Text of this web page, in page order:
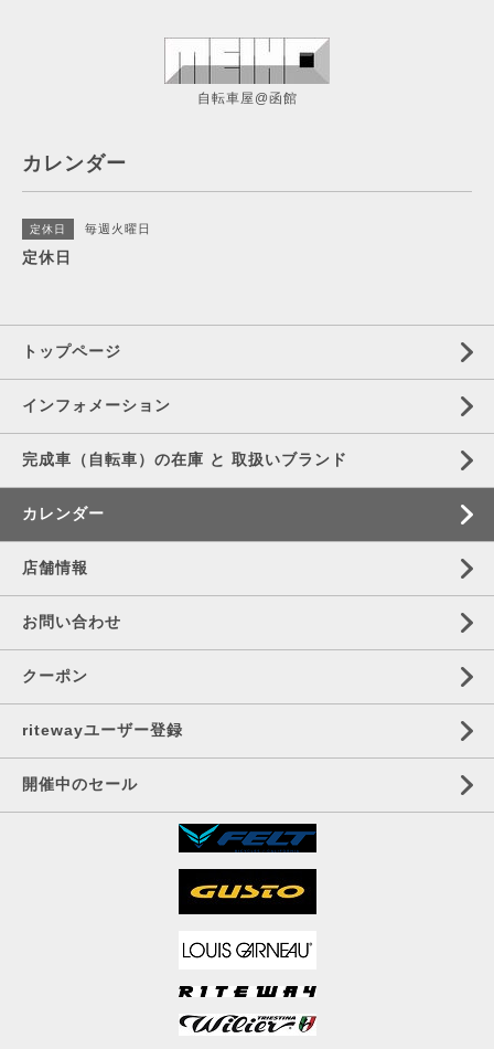
自転車屋@函館
カレンダー
定休日 毎週火曜日
定休日
トップページ
インフォメーション
完成車（自転車）の在庫 と 取扱いブランド
カレンダー
店舗情報
お問い合わせ
クーポン
ritewayユーザー登録
開催中のセール